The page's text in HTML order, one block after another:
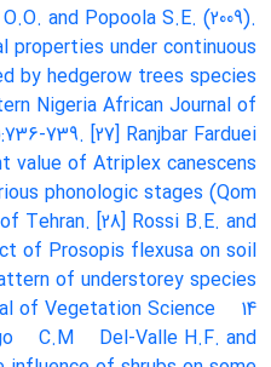
O.O. and Popoola S.E. (2009).
properties under continuous
by hedgerow trees species
Nigeria African Journal of
739. [27] Ranjbar Farduei
value of Atriplex canescens
phonologic stages (Qom
Tehran. [28] Rossi B.E. and
of Prosopis flexusa on soil
of understorey species
of Vegetation Science
14
C.M Del-Valle H.F. and